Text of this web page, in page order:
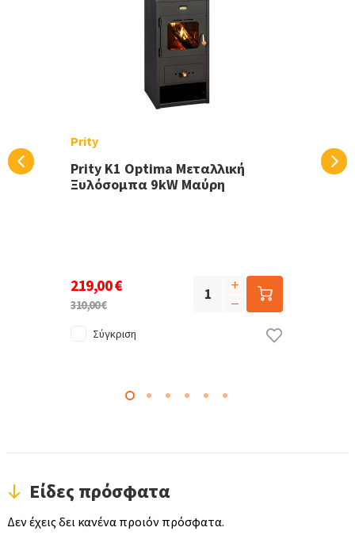
Prity
Prity K1 Optima Μεταλλική
Ξυλόσομπα 9kW Μαύρη
219,00 €
310,00 €
Σύγκριση
Είδες πρόσφατα
Δεν έχεις δει κανένα προιόν πρόσφατα.